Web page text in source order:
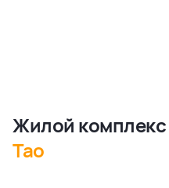
Жилой комплекс
Tao